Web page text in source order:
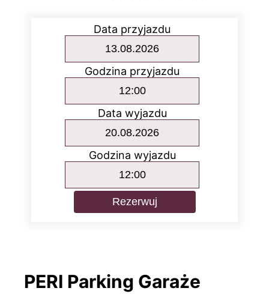
Data przyjazdu
Godzina przyjazdu
Data wyjazdu
Godzina wyjazdu
Rezerwuj
PERI Parking Garaże